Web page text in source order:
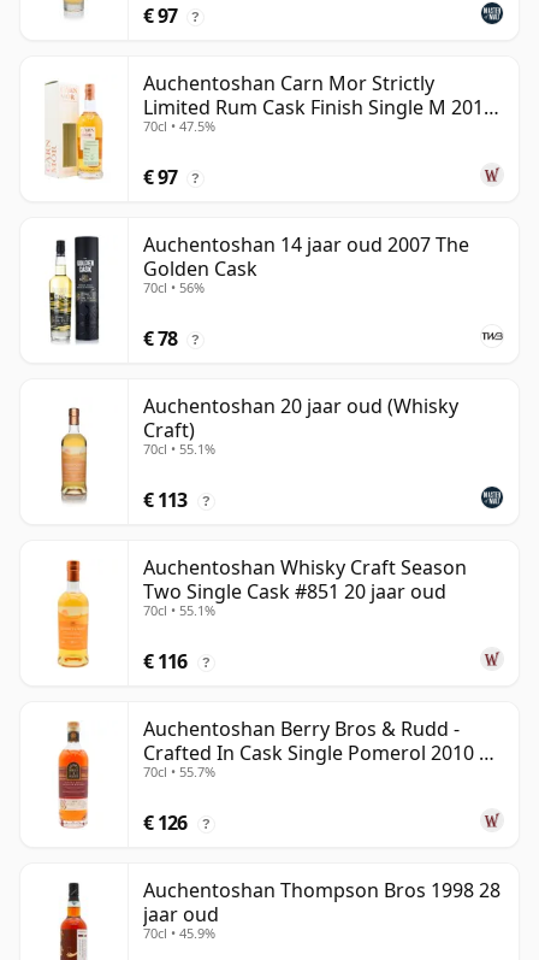
€ 97 ?
Auchentoshan Carn Mor Strictly
Limited Rum Cask Finish Single M 2011
9 jaar oud
70cl • 47.5%
€ 97 ?
Auchentoshan 14 jaar oud 2007 The
Golden Cask
70cl • 56%
€ 78 ?
Auchentoshan 20 jaar oud (Whisky
Craft)
70cl • 55.1%
€ 113 ?
Auchentoshan Whisky Craft Season
Two Single Cask #851 20 jaar oud
70cl • 55.1%
€ 116 ?
Auchentoshan Berry Bros & Rudd -
Crafted In Cask Single Pomerol 2010 15
jaar oud
70cl • 55.7%
€ 126 ?
Auchentoshan Thompson Bros 1998 28
jaar oud
70cl • 45.9%